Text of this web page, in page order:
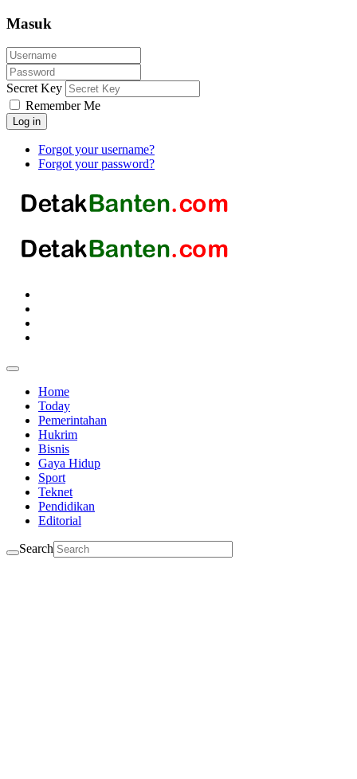
Masuk
Secret Key
Remember Me
Log in
Forgot your username?
Forgot your password?
Home
Today
Pemerintahan
Hukrim
Bisnis
Gaya Hidup
Sport
Teknet
Pendidikan
Editorial
Search